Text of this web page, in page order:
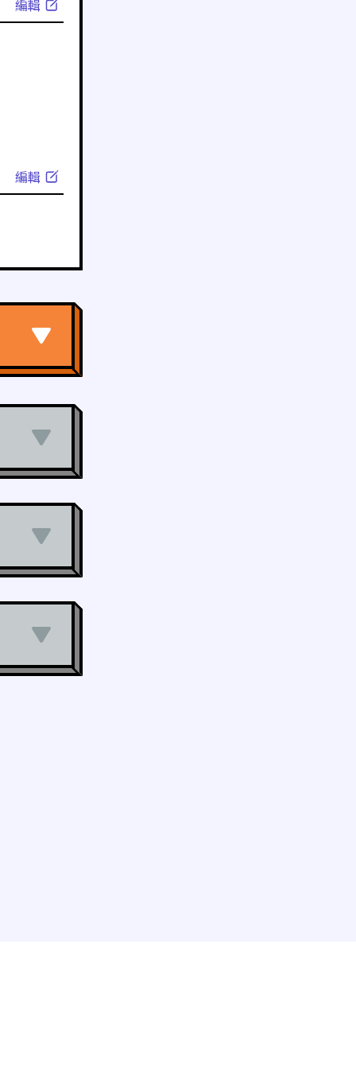
編輯
編輯